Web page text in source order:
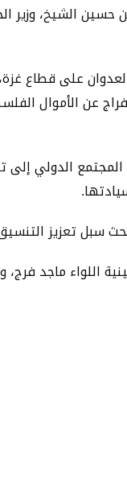
الشيخ، وزير
على قطاع غزة،
عن الأموال
الدولي
سبل تعزيز
اللواء ماجد